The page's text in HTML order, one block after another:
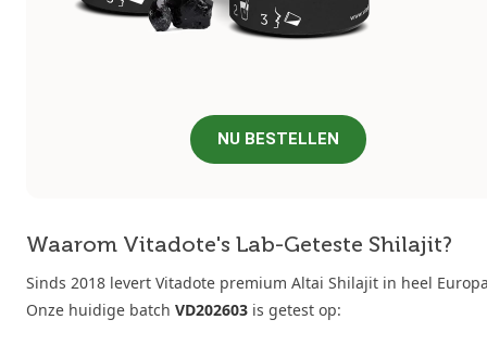
NU BESTELLEN
Waarom Vitadote's Lab-Geteste Shilajit?
Sinds 2018 levert Vitadote premium Altai Shilajit in heel
Onze huidige batch VD202603 is getest op: